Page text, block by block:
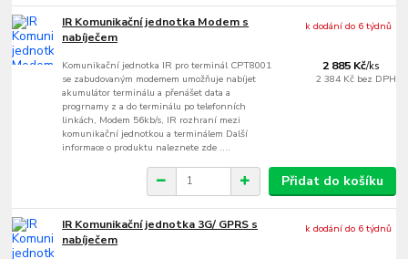
IR Komunikační jednotka Modem s
nabíječem
Komunikační jednotka IR pro terminál CPT8001
se zabudovaným modemem umožňuje nabíjet
akumulátor terminálu a přenášet data a
progrnamy z a do terminálu po telefonních
linkách, Modem 56kb/s, IR rozhraní mezi
komunikační jednotkou a terminálem Další
informace o produktu naleznete zde ....
2 885 Kč/ks
2 384 Kč bez DPH
k dodání do 6 týdnů
Přidat do košíku
IR Komunikační jednotka 3G/ GPRS s
nabíječem
k dodání do 6 týdnů